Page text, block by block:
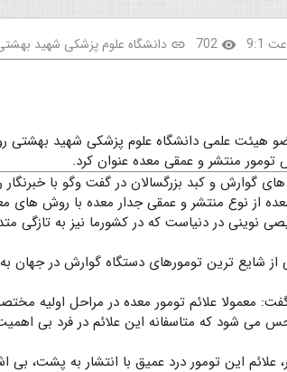
visibility
702
link دانشگاه علوم پزشکی شهید
هیئت علمی دانشگاه علوم پزشکی شهید بهشتی
منتشر و عمقی معده عنوان کرد.
گوارش و کبد بزرگسالان در گفت وگو با خبرنگار
معده از نوع منتشر و عمقی جدار معده با روش
نوینی در دنیاست که در کشورما نیز به تازگی
از شایع ترین تومورهای دستگاه گوارش در جهان
معمولا علائم تومور معده در مراحل اولیه
شود که متاسفانه این علائم در فرد بی
علائم این تومور درد عمیق با انتشار به پشت،